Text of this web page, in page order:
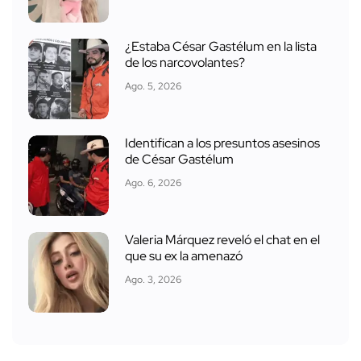
¿Estaba César Gastélum en la lista
de los narcovolantes?
Ago. 5, 2026
Identifican a los presuntos asesinos
de César Gastélum
Ago. 6, 2026
Valeria Márquez reveló el chat en el
que su ex la amenazó
Ago. 3, 2026